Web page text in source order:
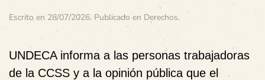
Escrito en 28/07/2026. Publicado en Derechos.
UNDECA informa a las personas trabajadoras
de la CCSS y a la opinión pública que el